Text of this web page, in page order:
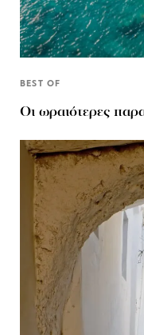
BEST OF
Οι ωραιότερες